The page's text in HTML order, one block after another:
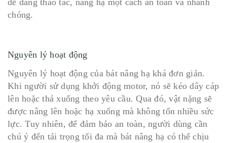
chóng.
Nguyên lý hoạt động
Nguyên lý hoạt động của bát nâng hạ khá đơn giản.
Khi người sử dụng khởi động motor, nó sẽ kéo dây cáp
lên hoặc thả xuống theo yêu cầu. Qua đó, vật nặng sẽ
được nâng lên hoặc hạ xuống mà không tốn nhiều sức
lực. Tuy nhiên, để đảm bảo an toàn, người dùng cần
chú ý đến tải trọng tối đa mà bát nâng hạ có thể chịu